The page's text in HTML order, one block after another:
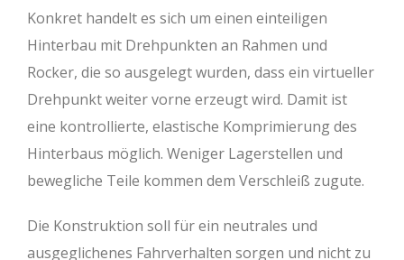
Konkret handelt es sich um einen einteiligen
Hinterbau mit Drehpunkten an Rahmen und
Rocker, die so ausgelegt wurden, dass ein virtueller
Drehpunkt weiter vorne erzeugt wird. Damit ist
eine kontrollierte, elastische Komprimierung des
Hinterbaus möglich. Weniger Lagerstellen und
bewegliche Teile kommen dem Verschleiß zugute.
Die Konstruktion soll für ein neutrales und
ausgeglichenes Fahrverhalten sorgen und nicht zu